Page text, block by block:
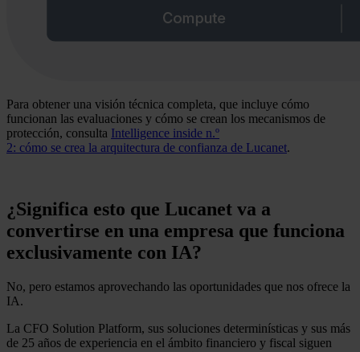
Para obtener una visión técnica completa, que incluye cómo
funcionan las evaluaciones y cómo se crean los mecanismos de
protección, consulta Intelligence inside n.º
2: cómo se crea la arquitectura de confianza de Lucanet.
¿Significa esto que Lucanet va a
convertirse en una empresa que funciona
exclusivamente con IA?
No, pero estamos aprovechando las oportunidades que nos ofrece la
IA.
La CFO Solution Platform, sus soluciones determinísticas y sus más
de 25 años de experiencia en el ámbito financiero y fiscal siguen